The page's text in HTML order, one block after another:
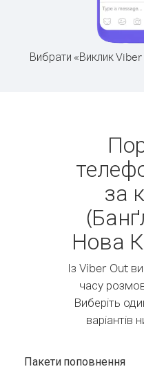
Вибрати «Виклик
за
Нова
Із Viber Out
часу
Виберіть
варіантів
Пакети поповнення